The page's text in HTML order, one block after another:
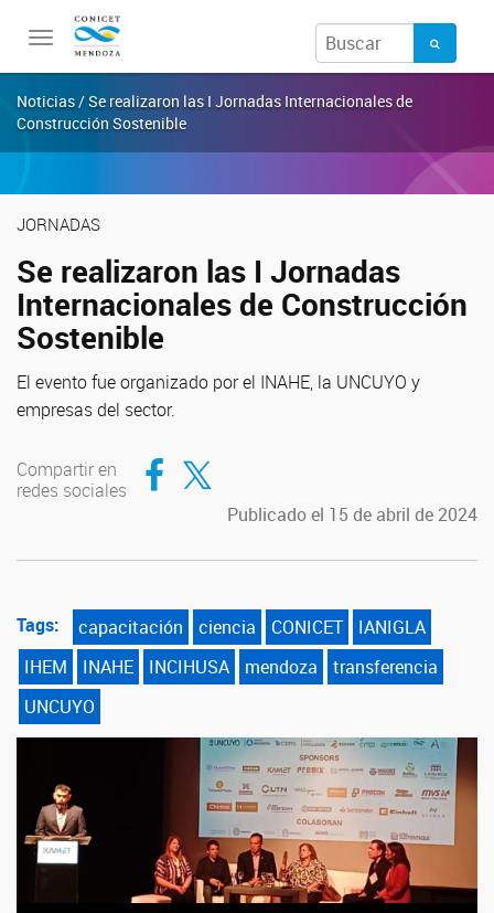
Toggle
navigation
Noticias / Se realizaron las I Jornadas Internacionales de
Construcción Sostenible
JORNADAS
Se realizaron las I Jornadas
Internacionales de Construcción
Sostenible
El evento fue organizado por el INAHE, la UNCUYO y
empresas del sector.
Compartir en
redes sociales
Compartir en Facebook
Compartir en Twitter
Publicado el 15 de abril de 2024
Tags: capacitación ciencia CONICET
IANIGLA
IHEM
INAHE INCIHUSA mendoza
transferencia
UNCUYO